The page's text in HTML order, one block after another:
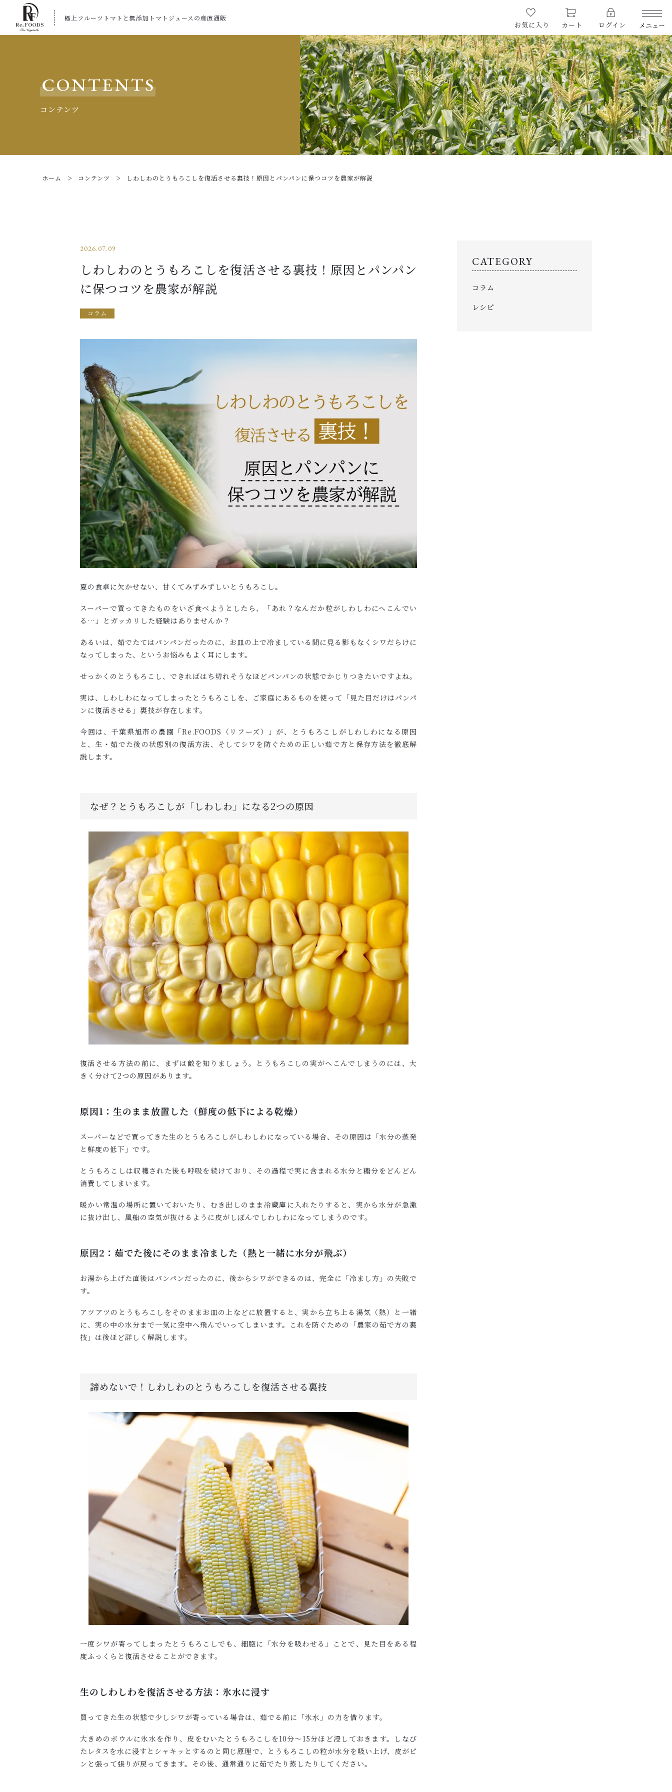
極上フルーツトマトと無添加トマトジュースの産直通販
お気に入り
カート ログイン メニュー
PRODUCTS
商品一覧
CHECKED PRODUCTS
最近チェックした商品
ORDER HISTORY
注文履歴
ABOUT US
コラム
CONTENTS
コンテンツ
ホーム コンテンツ しわしわのとうもろこしを復活させる裏技！原因とパンパンに保つコツを農家が解説
2026.07.09
しわしわのとうもろこしを復活させる裏技！原因とパンパン
に保つコツを農家が解説
コラム
夏の食卓に欠かせない、甘くてみずみずしいとうもろこし。
スーパーで買ってきたものをいざ食べようとしたら、「あれ？なんだか粒がしわしわにへこんでい
る…」とガッカリした経験はありませんか？
あるいは、茹でたてはパンパンだったのに、お皿の上で冷ましている間に見る影もなくシワだらけに
なってしまった、というお悩みもよく耳にします。
せっかくのとうもろこし、できればはち切れそうなほどパンパンの状態でかじりつきたいですよね。
実は、しわしわになってしまったとうもろこしを、ご家庭にあるものを使って「見た目だけはパンパ
ンに復活させる」裏技が存在します。
今回は、千葉県旭市の農園「Re.FOODS（リフーズ）」が、とうもろこしがしわしわになる原因
と、生・茹でた後の状態別の復活方法、そしてシワを防ぐための正しい茹で方と保存方法を徹底解
説します。
なぜ？とうもろこしが「しわしわ」になる2つの原因
復活させる方法の前に、まずは敵を知りましょう。とうもろこしの実がへこんでしまうのには、大
きく分けて2つの原因があります。
原因1：生のまま放置した（鮮度の低下による乾燥）
スーパーなどで買ってきた生のとうもろこしがしわしわになっている場合、その原因は「水分の蒸発
と鮮度の低下」です。
とうもろこしは収穫された後も呼吸を続けており、その過程で実に含まれる水分と糖分をどんどん
消費してしまいます。
暖かい常温の場所に置いておいたり、むき出しのまま冷蔵庫に入れたりすると、実から水分が急激
に抜け出し、風船の空気が抜けるように皮がしぼんでしわしわになってしまうのです。
原因2：茹でた後にそのまま冷ました（熱と一緒に水分が飛ぶ）
お湯から上げた直後はパンパンだったのに、後からシワができるのは、完全に「冷まし方」の失敗で
す。
アツアツのとうもろこしをそのままお皿の上などに放置すると、実から立ち上る湯気（熱）と一緒
に、実の中の水分まで一気に空中へ飛んでいってしまいます。これを防ぐための「農家の茹で方の裏
技」は後ほど詳しく解説します。
諦めないで！しわしわのとうもろこしを復活させる裏技
一度シワが寄ってしまったとうもろこしでも、細胞に「水分を吸わせる」ことで、見た目をある程
度ふっくらと復活させることができます。
生のしわしわを復活させる方法：氷水に浸す
買ってきた生の状態で少しシワが寄っている場合は、茹でる前に「氷水」の力を借ります。
大きめのボウルに氷水を作り、皮をむいたとうもろこしを10分～15分ほど浸しておきます。しなび
たレタスを水に浸すとシャキッとするのと同じ原理で、とうもろこしの粒が水分を吸い上げ、皮がピ
ンと張って張りが戻ってきます。その後、通常通りに茹でたり蒸したりしてください。
CATEGORY
コラム
レシピ